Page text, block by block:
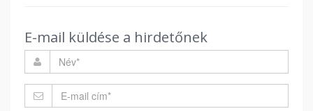
E-mail küldése a hirdetőnek